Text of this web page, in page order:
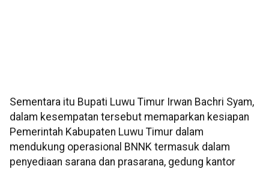
Sementara itu Bupati Luwu Timur Irwan Bachri Syam,
dalam kesempatan tersebut memaparkan kesiapan
Pemerintah Kabupaten Luwu Timur dalam
mendukung operasional BNNK termasuk dalam
penyediaan sarana dan prasarana, gedung kantor